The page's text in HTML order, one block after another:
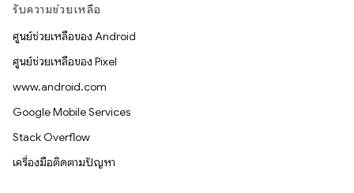
รับความช่วยเหลือ
ศูนย์ช่วยเหลือของ Android
ศูนย์ช่วยเหลือของ Pixel
www.android.com
Google Mobile Services
Stack Overflow
เครื่องมือติดตามปัญหา